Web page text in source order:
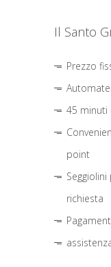
Il Santo
Prezzo
45 minuti
point
richiesta